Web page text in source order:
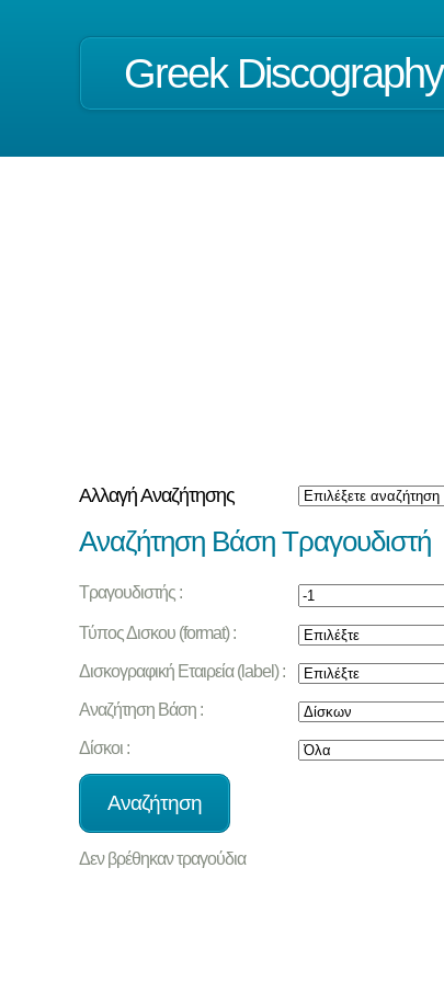
Greek Discography
Αλλαγή Αναζήτησης
Αναζήτηση Βάση Τραγουδιστή
Τραγουδιστής :
Τύπος Δισκου (format) :
Δισκογραφική Εταιρεία (label) :
Αναζήτηση Βάση :
Δίσκοι :
Δεν βρέθηκαν τραγούδια